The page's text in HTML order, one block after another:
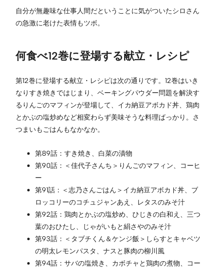
自分が無趣味な仕事人間だということに気がついたシロさん
の急激に老けた表情もツボ。
何食べ12巻に登場する献立・レシピ
第12巻に登場する献立・レシピは次の通りです。12巻はいき
なりすき焼きではじまり、ベーキングパウダー問題を解決す
るりんごのマフィンが登場して、イカ納豆アボカド丼、鶏肉
とかぶの塩炒めなど相変わらず美味そうな料理ばっかり。さ
つまいもごはんもなかなか。
第89話：すき焼き、白菜の漬物
第90話：＜佳代子さんち＞りんごのマフィン、コーヒ
ー
第91話：＜志乃さんごはん＞イカ納豆アボカド丼、ブ
ロッコリーのコチュジャンあえ、レタスのみそ汁
第92話：鶏肉とかぶの塩炒め、ひじきの白和え、三つ
葉のおひたし、じゃがいもと絹さやのみそ汁
第93話：＜タブチくん＆ケンジ飯＞しらすとキャベツ
の明太レモンパスタ、ナスと豚肉の柳川風
第94話：サバの塩焼き、カボチャと鶏肉の煮物、コー